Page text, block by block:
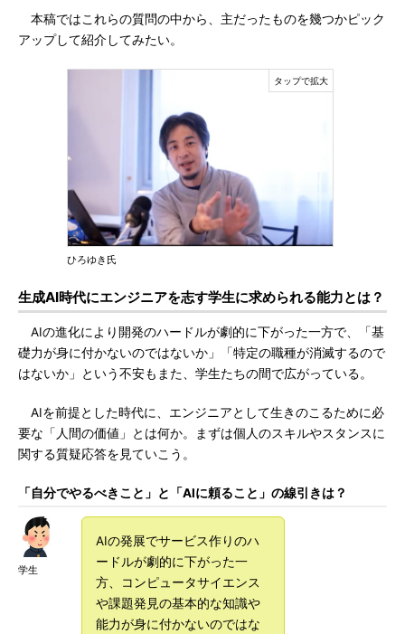
本稿ではこれらの質問の中から、主だったものを幾つかピック
アップして紹介してみたい。
ひろゆき氏
生成AI時代にエンジニアを志す学生に求められる能力とは？
AIの進化により開発のハードルが劇的に下がった一方で、「基
礎力が身に付かないのではないか」「特定の職種が消滅するので
はないか」という不安もまた、学生たちの間で広がっている。
AIを前提とした時代に、エンジニアとして生きのこるために必
要な「人間の価値」とは何か。まずは個人のスキルやスタンスに
関する質疑応答を見ていこう。
「自分でやるべきこと」と「AIに頼ること」の線引きは？
学生
AIの発展でサービス作りのハ
ードルが劇的に下がった一
方、コンピュータサイエンス
や課題発見の基本的な知識や
能力が身に付かないのではな